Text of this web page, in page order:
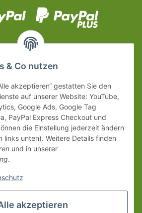
& Co nutzen
akzeptieren“ gestatten Sie den
auf unserer Website: YouTube,
Google Ads, Google Tag
PayPal Express Checkout und
die Einstellung jederzeit ändern
links unten). Weitere Details finden
und in unserer
.
akzeptieren